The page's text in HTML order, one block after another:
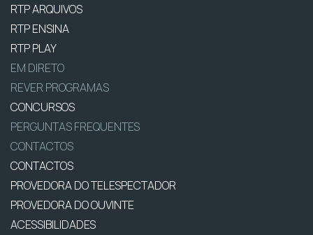
RTP ARQUIVOS
RTP ENSINA
RTP PLAY
EM DIRETO
REVER PROGRAMAS
CONCURSOS
PERGUNTAS FREQUENTES
CONTACTOS
CONTACTOS
PROVEDORA DO TELESPECTADOR
PROVEDORA DO OUVINTE
ACESSIBILIDADES